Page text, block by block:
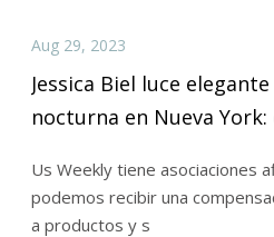
Aug 29, 2023
Jessica Biel luce
nocturna en Nueva
Us Weekly tiene asociaciones
podemos recibir una
a productos y s